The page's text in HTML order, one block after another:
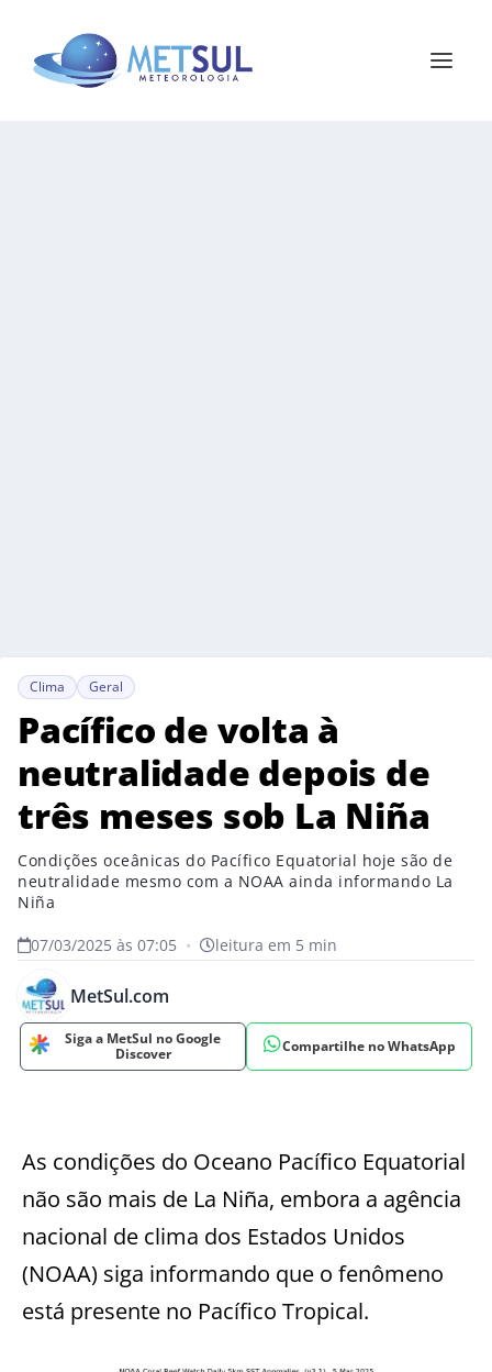
Clima Geral
Pacífico de volta à
neutralidade depois de
três meses sob La Niña
Condições oceânicas do Pacífico Equatorial hoje são de
neutralidade mesmo com a NOAA ainda informando La
Niña
07/03/2025 às 07:05 • leitura em 5 min
MetSul.com
Siga a MetSul no Google
Discover
Compartilhe no WhatsApp
As condições do Oceano Pacífico Equatorial
não são mais de La Niña, embora a agência
nacional de clima dos Estados Unidos
(NOAA) siga informando que o fenômeno
está presente no Pacífico Tropical.